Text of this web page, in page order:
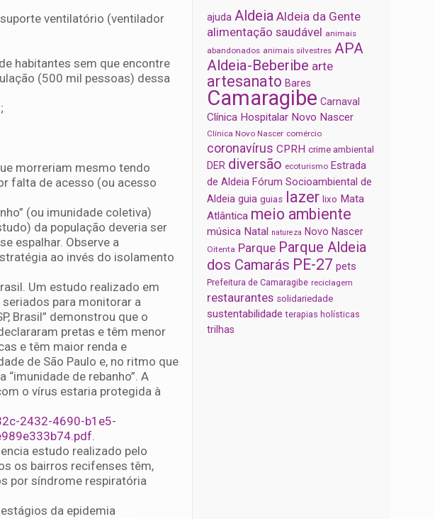
ventilatório (ventilador
habitantes sem que encontre
(500 mil pessoas) dessa
morreriam mesmo tendo
falta de acesso (ou acesso
(ou imunidade coletiva)
da população deveria ser
espalhar. Observe a
ao invés do isolamento
Um estudo realizado em
para monitorar a
Brasil” demonstrou que o
pretas e têm menor
e têm maior renda e
de São Paulo e, no ritmo que
de rebanho”. A
o vírus estaria protegida à
2432-4690-b1e5-
estudo realizado pelo
os bairros recifenses têm,
por síndrome respiratória
da epidemia
ajuda Aldeia Aldeia da Gente
alimentação saudável animais
abandonados animais silvestres APA
Aldeia-Beberibe arte
artesanato Bares
Camaragibe Carnaval
Clínica Hospitalar Novo Nascer
Clínica Novo Nascer comércio
coronavírus CPRH crime ambiental
DER diversão ecoturismo Estrada
de Aldeia Fórum Socioambiental de
Aldeia guia guias lazer lixo Mata
Atlântica meio ambiente
música Natal natureza Novo Nascer
Oitenta Parque Parque Aldeia
dos Camarás PE-27 pets
Prefeitura de Camaragibe reciclagem
restaurantes solidariedade
sustentabilidade terapias holísticas
trilhas